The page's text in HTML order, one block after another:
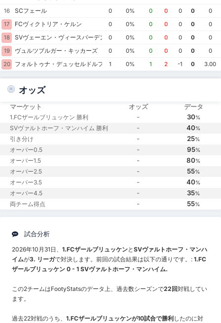
16
SCフェール 0 0% 0 0 0 0
0
17
FCヴィクトリア・ケルン 0 0% 0 0 0 0
0
18
SVヴェーエン・ヴィースバーデン 0 0% 0 0 0 0
0
19
ヴュルツブルガー・キッカーズ 0 0% 0 0 0 0
0
20
フォルトゥナ・デュッセルドルフ 1 0% 1 2 -1 0 3.00
オッズ
マーケット オッズ データ
1.FCザールブリュッケン 勝利 - 30%
SVヴァルトホーフ・マンハイム 勝利 - 40%
引き分け - 25%
オーバー0.5 - 95%
オーバー1.5 - 80%
オーバー2.5 - 55%
オーバー3.5 - 40%
オーバー4.5 - 35%
両チーム得点 - 55%
試合分析
2026年10月31日、 1.FCザールブリュッケンと SVヴァルトホーフ・マンハ
イムが3. リーガで対決します。前回の試合結果は以下の通りです。: 1.FC
ザールブリュッケン 0 - 1 SVヴァルトホーフ・マンハイム.
この2チームはFootyStatsのデータ上、過去数シーズンで22回対戦してい
ます。
過去22対戦のうち、 1.FCザールブリュッケンが10試合で勝利 したのに対